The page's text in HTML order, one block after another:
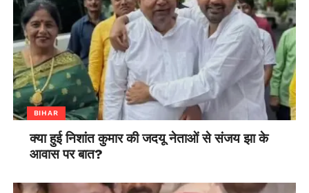
BIHAR
क्या हुई निशांत कुमार की जदयू नेताओं से संजय झा के
आवास पर बात?